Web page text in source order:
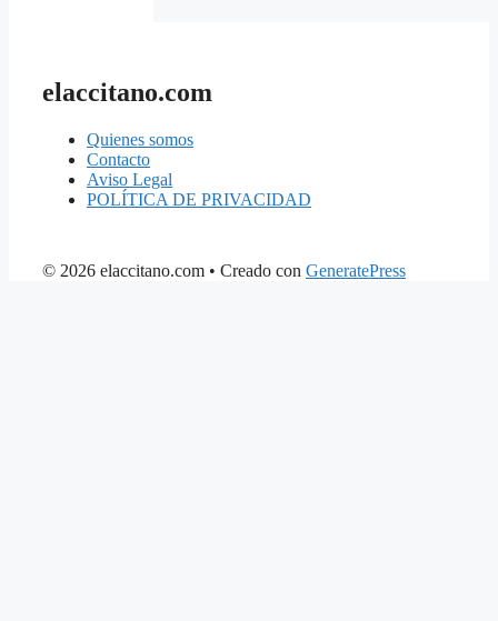
elaccitano.com
Quienes somos
Contacto
Aviso Legal
POLÍTICA DE PRIVACIDAD
© 2026 elaccitano.com • Creado con GeneratePress